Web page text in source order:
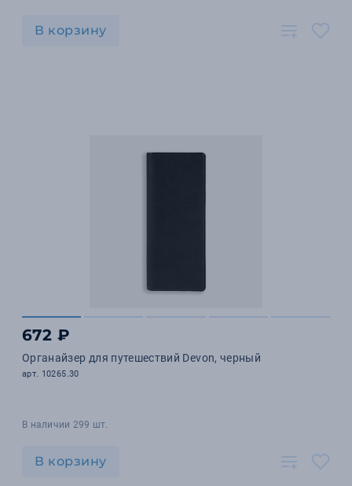
В корзину
672 ₽
Органайзер для путешествий Devon, черный
арт. 10265.30
В наличии 299 шт.
В корзину